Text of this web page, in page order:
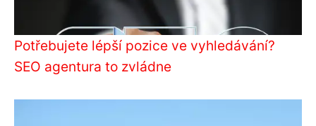
Potřebujete lépší pozice ve vyhledávání?
SEO agentura to zvládne